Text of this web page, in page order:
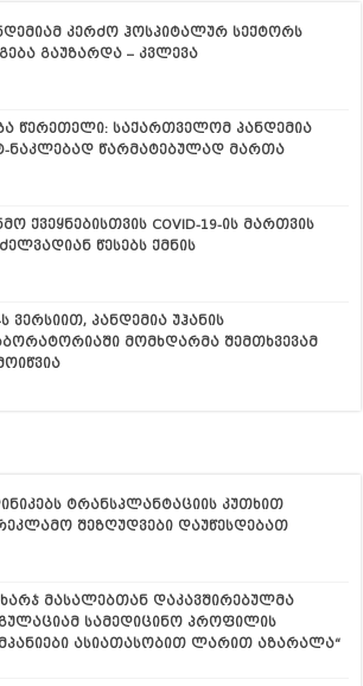
კერძო ჰოსპიტალურ სექტორს
გაუზარდა – კვლევა
წერეთელი: საქართველომ პანდემია
ნაკლებად წარმატებულად მართა
ქვეყნებისთვის COVID-19-ის მართვის
წესებს ქმნის
ს ვერსიით, პანდემია უჰანის
მომხდარმა შემთხვევამ
ტრანსპლანტაციის კუთხით
შეზღუდვები დაუწესდებათ
მასალებთან დაკავშირებულმა
სამედიცინო პროფილის
ასიათასობით ლარით აზარალა“